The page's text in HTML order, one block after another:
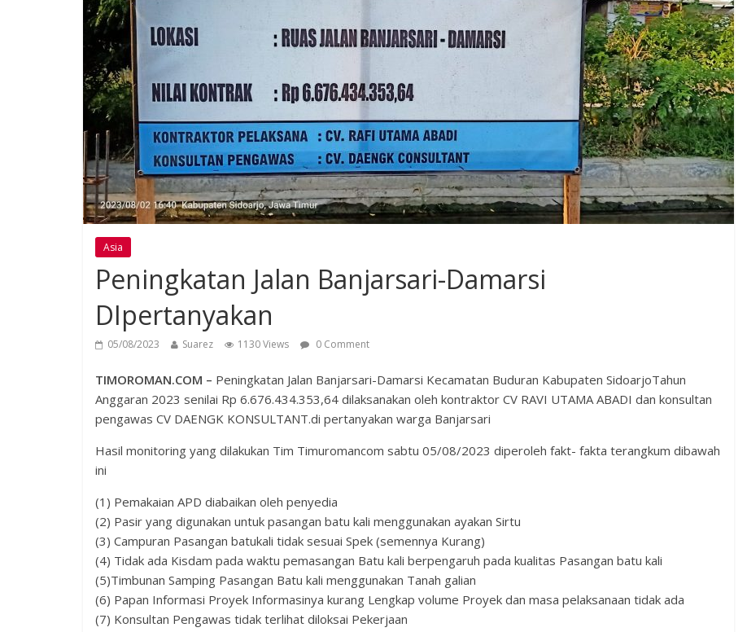
Asia
Peningkatan Jalan Banjarsari-Damarsi
DIpertanyakan
05/08/2023 Suarez 1130 Views 0 Comment
TIMOROMAN.COM – Peningkatan Jalan Banjarsari-Damarsi Kecamatan Buduran Kabupaten SidoarjoTahun
Anggaran 2023 senilai Rp 6.676.434.353,64 dilaksanakan oleh kontraktor CV RAVI UTAMA ABADI dan konsultan
pengawas CV DAENGK KONSULTANT.di pertanyakan warga Banjarsari
Hasil monitoring yang dilakukan Tim Timuromancom sabtu 05/08/2023 diperoleh fakt- fakta terangkum dibawah
ini
(1) Pemakaian APD diabaikan oleh penyedia
(2) Pasir yang digunakan untuk pasangan batu kali menggunakan ayakan Sirtu
(3) Campuran Pasangan batukali tidak sesuai Spek (semennya Kurang)
(4) Tidak ada Kisdam pada waktu pemasangan Batu kali berpengaruh pada kualitas Pasangan batu kali
(5)Timbunan Samping Pasangan Batu kali menggunakan Tanah galian
(6) Papan Informasi Proyek Informasinya kurang Lengkap volume Proyek dan masa pelaksanaan tidak ada
(7) Konsultan Pengawas tidak terlihat diloksai Pekerjaan